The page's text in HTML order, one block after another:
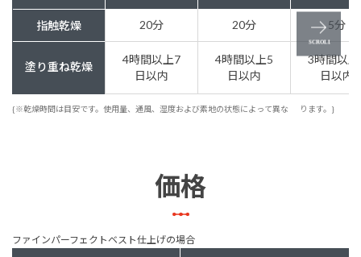
指触乾燥 20分 20分 5分
塗り重ね乾燥
4時間以上7
日以内
4時間以上5
日以内
3時間以
日以内
{※乾燥時間は目安です。使用量、通風、湿度および素地の状態によって異な ります。}
価格
ファインパーフェクトベスト仕上げの場合